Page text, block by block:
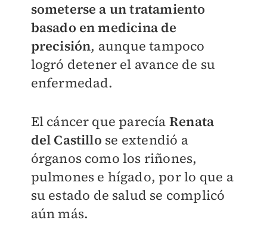
someterse a un tratamiento
basado en medicina de
precisión, aunque tampoco
logró detener el avance de su
enfermedad.
El cáncer que parecía Renata
del Castillo se extendió a
órganos como los riñones,
pulmones e hígado, por lo que a
su estado de salud se complicó
aún más.